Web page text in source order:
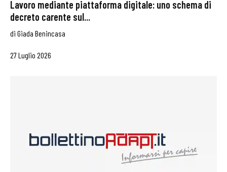
Lavoro mediante piattaforma digitale: uno schema di
decreto carente sul...
di Giada Benincasa
27 Luglio 2026